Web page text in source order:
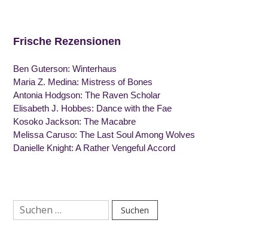
Frische Rezensionen
Ben Guterson: Winterhaus
Maria Z. Medina: Mistress of Bones
Antonia Hodgson: The Raven Scholar
Elisabeth J. Hobbes: Dance with the Fae
Kosoko Jackson: The Macabre
Melissa Caruso: The Last Soul Among Wolves
Danielle Knight: A Rather Vengeful Accord
Suchen
nach: